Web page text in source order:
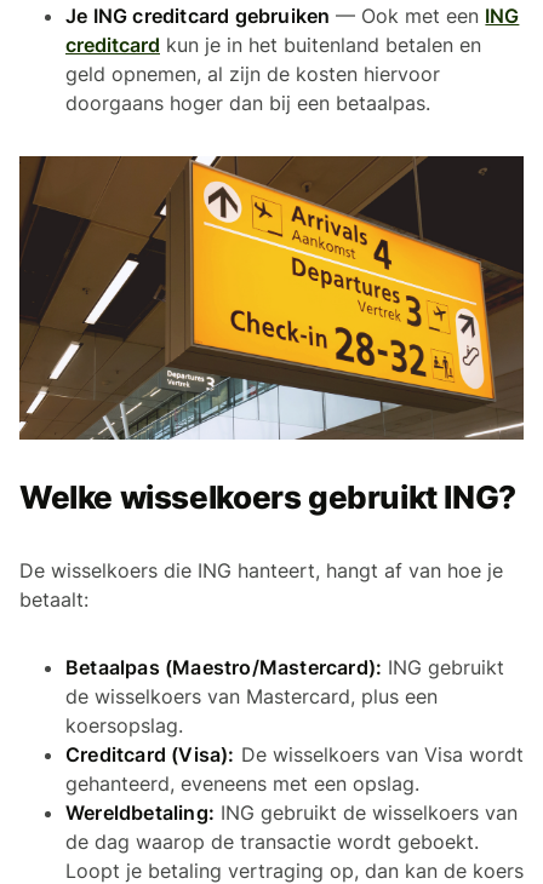
Je ING creditcard gebruiken — Ook met een ING
creditcard kun je in het buitenland betalen en
geld opnemen, al zijn de kosten hiervoor
doorgaans hoger dan bij een betaalpas.
Welke wisselkoers gebruikt ING?
De wisselkoers die ING hanteert, hangt af van hoe je
betaalt:
Betaalpas (Maestro/Mastercard): ING gebruikt
de wisselkoers van Mastercard, plus een
koersopslag.
Creditcard (Visa): De wisselkoers van Visa wordt
gehanteerd, eveneens met een opslag.
Wereldbetaling: ING gebruikt de wisselkoers van
de dag waarop de transactie wordt geboekt.
Loopt je betaling vertraging op, dan kan de koers